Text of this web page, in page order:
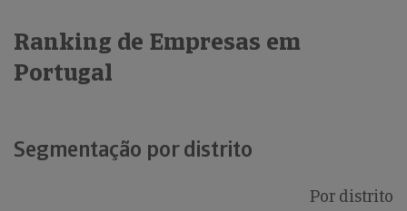
Ranking de Empresas em
Portugal
Segmentação por distrito
Por distrito